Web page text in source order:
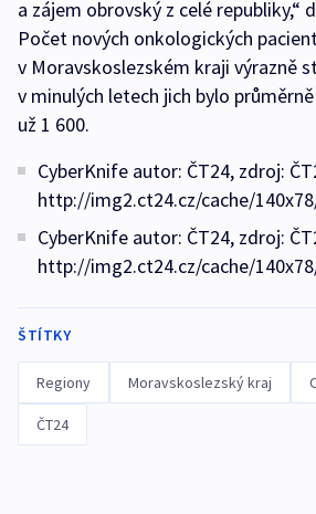
a zájem obrovský z celé republiky,“
Počet nových onkologických
v Moravskoslezském kraji výrazně
v minulých letech jich bylo
už 1 600.
CyberKnife autor: ČT24, zdroj:
http://img2.ct24.cz/cache/
CyberKnife autor: ČT24, zdroj:
http://img2.ct24.cz/cache/
ŠTÍTKY
Regiony Moravskoslezský kraj
ČT24